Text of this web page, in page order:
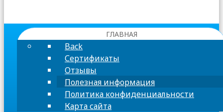
ГЛАВНАЯ
Back
Сертификаты
Отзывы
Полезная информация
Политика конфиденциальности
Карта сайта